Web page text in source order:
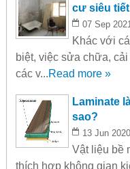
cư siêu
07 Sep
Khác với
biệt, việc sửa chữa,
các v...Read more »
Laminate
sao?
13 Jun 2020
Vật liệu bề
thích hợp không gian